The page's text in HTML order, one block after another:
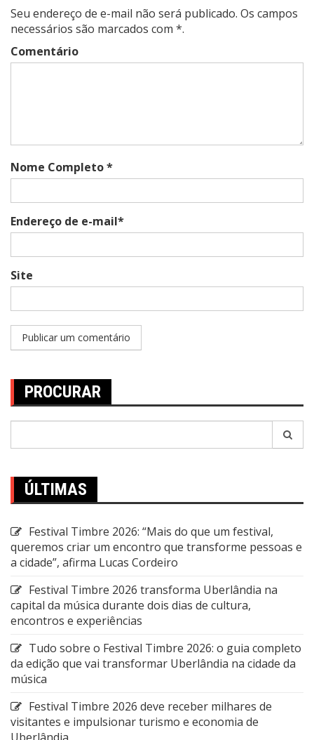
Seu endereço de e-mail não será publicado. Os campos
necessários são marcados com *.
Comentário
Nome Completo *
Endereço de e-mail*
Site
PROCURAR
ÚLTIMAS
Festival Timbre 2026: “Mais do que um festival,
queremos criar um encontro que transforme pessoas e
a cidade”, afirma Lucas Cordeiro
Festival Timbre 2026 transforma Uberlândia na
capital da música durante dois dias de cultura,
encontros e experiências
Tudo sobre o Festival Timbre 2026: o guia completo
da edição que vai transformar Uberlândia na cidade da
música
Festival Timbre 2026 deve receber milhares de
visitantes e impulsionar turismo e economia de